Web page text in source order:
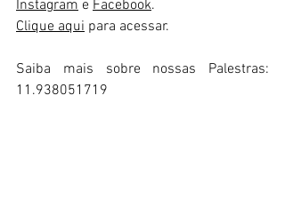
Instagram e Facebook.
Clique aqui para acessar.
Saiba mais sobre nossas Palestras:
11.938051719